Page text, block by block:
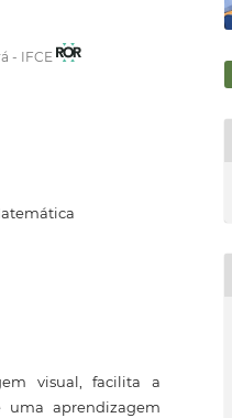
- IFCE
visual, facilita a
uma aprendizagem